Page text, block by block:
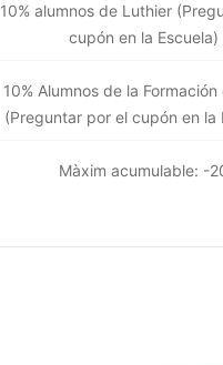
10% alumnos de Luthier
cupón en la Escuela)
10% Alumnos de la
(Preguntar por el cupón en la
Màxim acumulable: -